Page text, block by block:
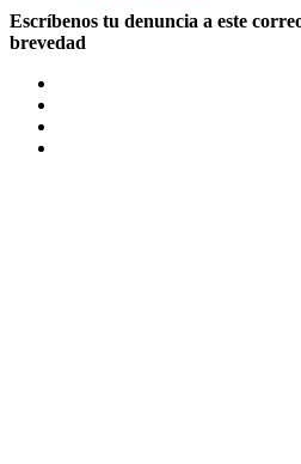
Escríbenos tu denuncia a este
brevedad